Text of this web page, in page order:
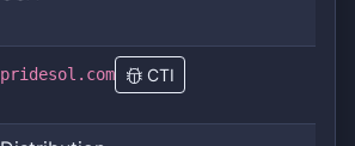
pridesol.com CTI